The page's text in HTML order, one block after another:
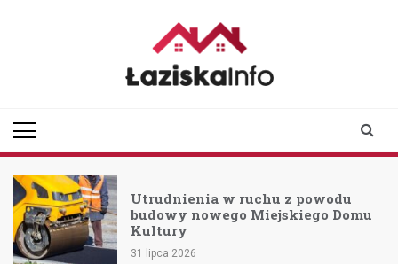
Utrudnienia w ruchu z powodu
budowy nowego Miejskiego Domu
Kultury
31 lipca 2026